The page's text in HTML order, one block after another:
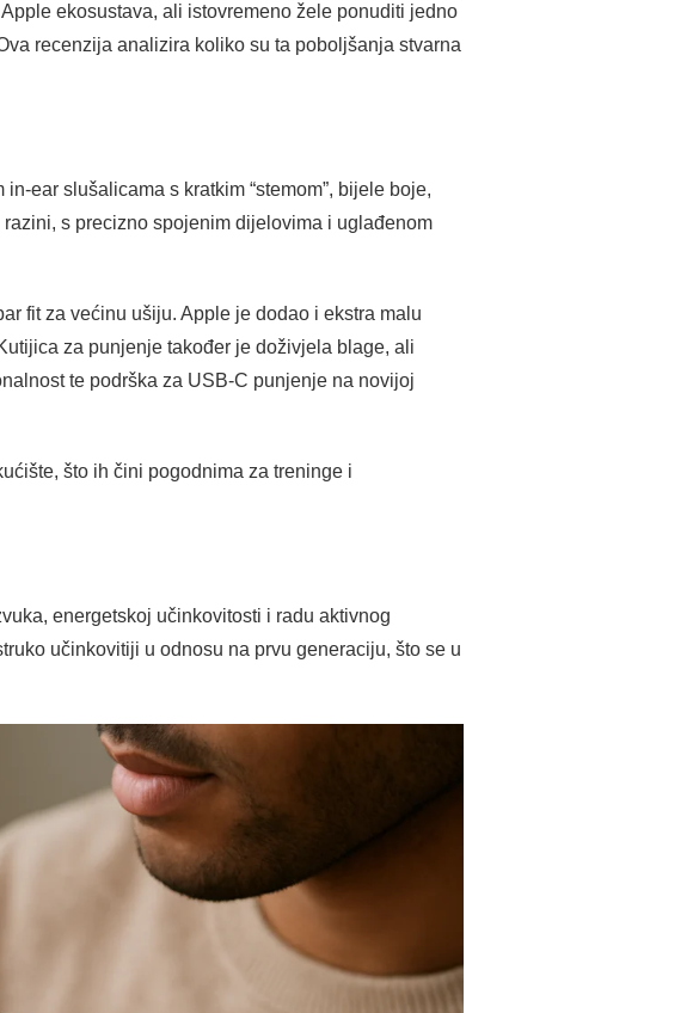
ekosustava, ali istovremeno žele ponuditi jedno
recenzija analizira koliko su ta poboljšanja stvarna
ear slušalicama s kratkim “stemom”, bijele boje,
s precizno spojenim dijelovima i uglađenom
fit za većinu ušiju. Apple je dodao i ekstra malu
za punjenje također je doživjela blage, ali
te podrška za USB‑C punjenje na novijoj
što ih čini pogodnima za treninge i
energetskoj učinkovitosti i radu aktivnog
učinkovitiji u odnosu na prvu generaciju, što se u